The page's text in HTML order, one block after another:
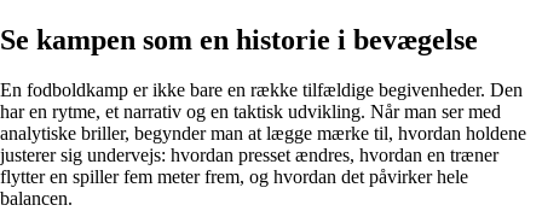
Se kampen som en historie i bevægelse
En fodboldkamp er ikke bare en række tilfældige begivenheder. Den
har en rytme, et narrativ og en taktisk udvikling. Når man ser med
analytiske briller, begynder man at lægge mærke til, hvordan holdene
justerer sig undervejs: hvordan presset ændres, hvordan en træner
flytter en spiller fem meter frem, og hvordan det påvirker hele
balancen.